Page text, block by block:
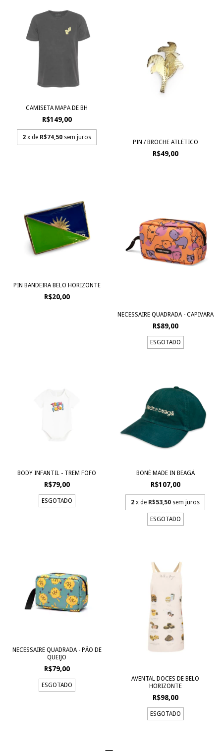
CAMISETA MAPA DE BH
R$149,00
2 x de R$74,50 sem juros
PIN / BROCHE ATLÉTICO
R$49,00
PIN BANDEIRA BELO HORIZONTE
R$20,00
NECESSAIRE QUADRADA - CAPIVARA
R$89,00
ESGOTADO
BODY INFANTIL - TREM FOFO
R$79,00
ESGOTADO
BONÉ MADE IN BEAGÁ
R$107,00
2 x de R$53,50 sem juros
ESGOTADO
NECESSAIRE QUADRADA - PÃO DE
QUEIJO
R$79,00
ESGOTADO
AVENTAL DOCES DE BELO
HORIZONTE
R$98,00
ESGOTADO